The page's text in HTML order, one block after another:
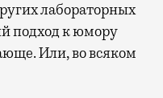
лабораторных
подход к юмору
Или, во всяком